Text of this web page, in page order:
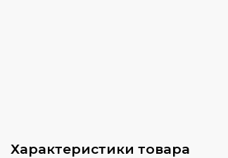
Характеристики товара